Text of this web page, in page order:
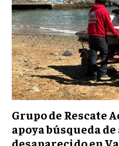
Grupo de Rescate
apoya búsqueda
desaparecido en